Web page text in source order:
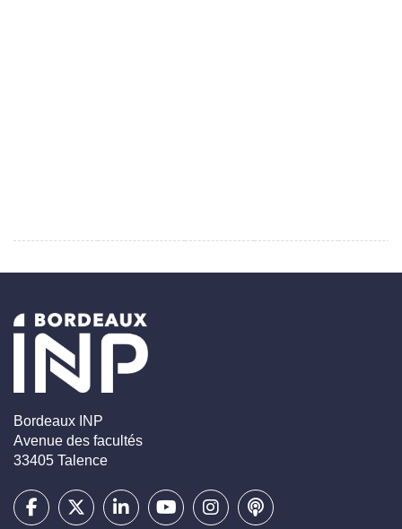
Bordeaux INP
Avenue des facultés
33405 Talence